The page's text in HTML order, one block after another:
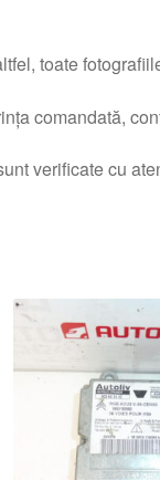
toate
comandată,
verificate cu